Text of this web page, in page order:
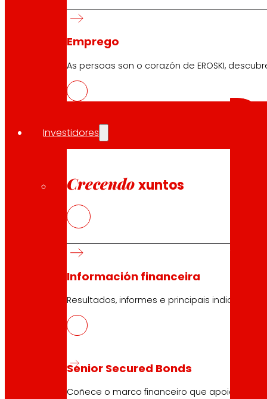
Emprego
As persoas son o corazón de EROSKI,
Investidores
Crecendo xuntos
Información financeira
Resultados, informes e principais
Senior Secured Bonds
Coñece o marco financeiro que apoia as
Buscador
29.04.2026